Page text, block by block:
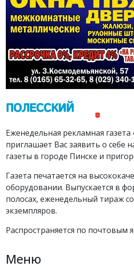
Еженедельная рекламная газета
приглашает Вас заявить о себе
газеты в городе Пинске и
Газета печатается на
оборудовании. Выпускается в
полосах, еженедельный тираж
экземпляров.
Распространяется по почтовым
Меню